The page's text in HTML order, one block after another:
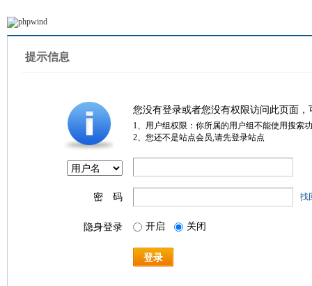
提示信息
您没有登录或者您没有权限访问此页面
1、用户组权限：你所属的用户组不能使用搜索
2、您还不是站点会员,请先登录站点
密 码 找
隐身登录 开启 关闭
登录